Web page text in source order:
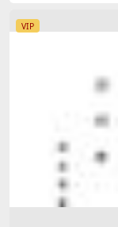
VIP